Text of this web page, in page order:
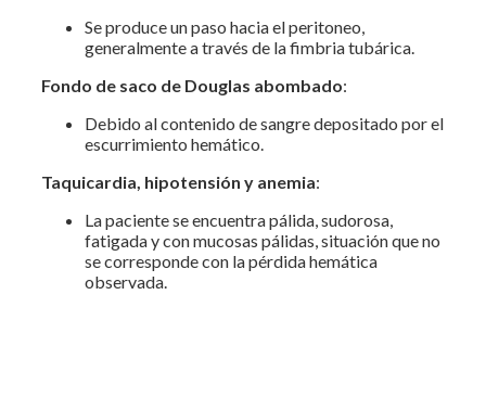
Se produce un paso hacia el peritoneo,
generalmente a través de la fimbria tubárica.
Fondo de saco de Douglas abombado:
Debido al contenido de sangre depositado por el
escurrimiento hemático.
Taquicardia, hipotensión y anemia:
La paciente se encuentra pálida, sudorosa,
fatigada y con mucosas pálidas, situación que no
se corresponde con la pérdida hemática
observada.